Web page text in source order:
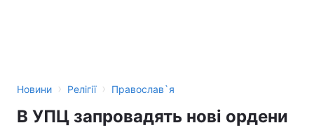
Новини › Релігії › Православ`я
В УПЦ запровадять нові ордени